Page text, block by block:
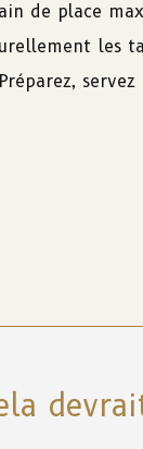
de place
les